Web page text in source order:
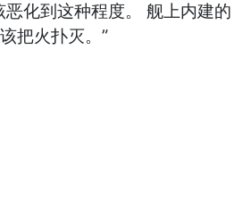
恶化到这种程度。 舰上内建的
把火扑灭。”